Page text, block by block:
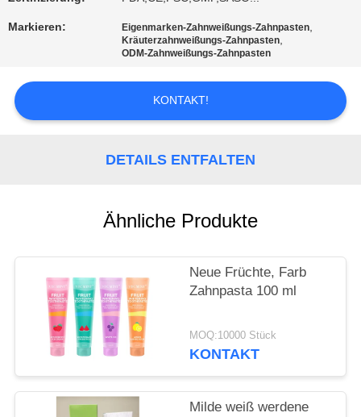
IN
FORDERN
DATENSCHUTZ-
BESTIMMUNGEN
Markieren: Eigenmarken-Zahnweißungs-Zahnpasten,
Kräuterzahnweißungs-Zahnpasten,
ODM-Zahnweißungs-Zahnpasten
KONTAKT!
DETAILS ENTFALTEN
Ähnliche Produkte
Neue Früchte, Farb
Zahnpasta 100 ml
MOQ:10000 Stück
KONTAKT
Milde weiß werdene